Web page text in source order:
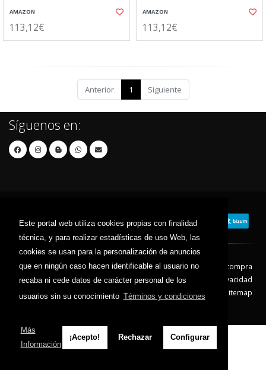
Este portal web utiliza cookies propias con finalidad
técnica, y para realizar estadísticas de uso Web, las
cookies se usan para la personalización de anuncios
que en ningún caso hacen identificable al usuario no
recaba ni cede datos de carácter personal de los
usuarios sin su conocimiento Términos y condiciones
Más
Información
¡Acepto! Rechazar Configurar
AMAZON
113,12€
AMAZON
113,12€
Anterior 1 Siguiente
Síguenos en:
Contacto Aviso Legal
Condiciones de compra
Política de envíos
Política de devolución
Política de Privacidad
Política de Cookies
Sitemap